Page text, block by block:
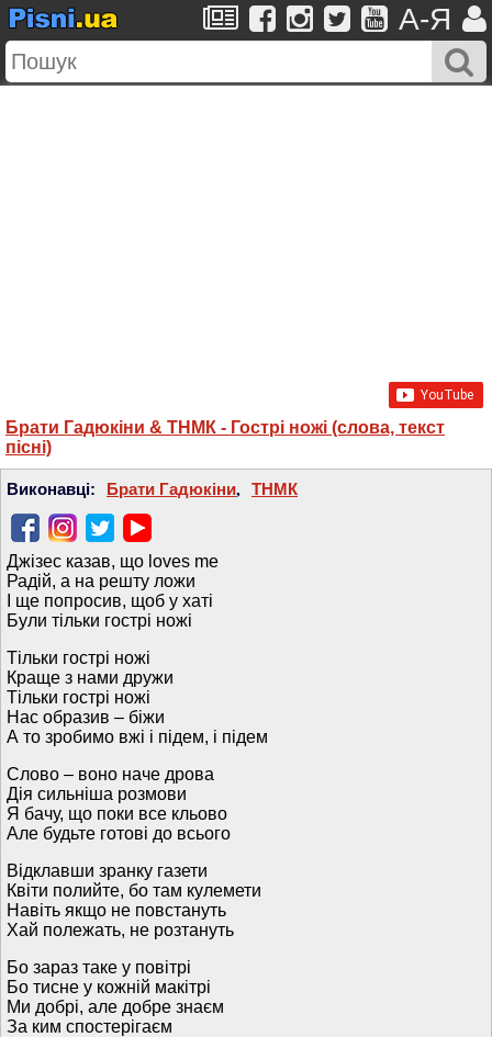
A-Я
Брати Гадюкіни & ТНМК - Гострі ножі (слова, текст
пісні)
Виконавці: Брати Гадюкіни, ТНМК
Джізес казав, що loves me
Радій, а на решту ложи
І ще попросив, щоб у хаті
Були тільки гострі ножі
Тільки гострі ножі
Краще з нами дружи
Тільки гострі ножі
Нас образив – біжи
А то зробимо вжі і підем, і підем
Слово – воно наче дрова
Дія сильніша розмови
Я бачу, що поки все кльово
Але будьте готові до всього
Відклавши зранку газети
Квіти полийте, бо там кулемети
Навіть якщо не повстануть
Хай полежать, не розтануть
Бо зараз таке у повітрі
Бо тисне у кожній макітрі
Ми добрі, але добре знаєм
За ким спостерігаєм